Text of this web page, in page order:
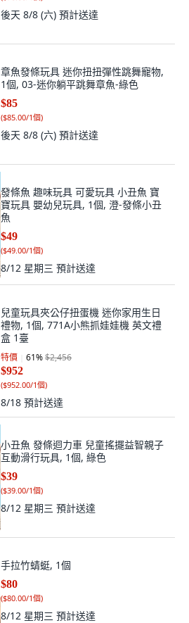
後天 8/8 (六) 預計送達
章魚發條玩具 迷你扭扭彈性跳舞寵物,
1個, 03-迷你躺平跳舞章魚-綠色
$85
($85.00/1個)
後天 8/8 (六) 預計送達
發條魚 趣味玩具 可愛玩具 小丑魚 寶
寶玩具 嬰幼兒玩具, 1個, 澄-發條小丑
魚
$49
($49.00/1個)
8/12 星期三 預計送達
兒童玩具夾公仔扭蛋機 迷你家用生日
禮物, 1個, 771A小熊抓娃娃機 英文禮
盒 1臺
特價 61%$2,456
$952
($952.00/1個)
8/18 預計送達
小丑魚 發條迴力車 兒童搖擺益智親子
互動滑行玩具, 1個, 綠色
$39
($39.00/1個)
8/12 星期三 預計送達
手拉竹蜻蜓, 1個
$80
($80.00/1個)
8/12 星期三 預計送達